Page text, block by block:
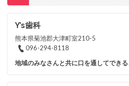
Y’s歯科
熊本県菊池郡大津町室210-5
096-294-8118
地域のみなさんと共に口を通してできる